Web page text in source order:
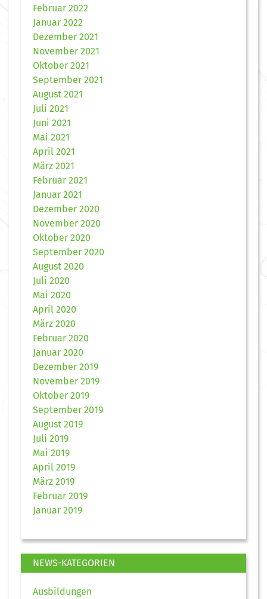
Februar 2022
Januar 2022
Dezember 2021
November 2021
Oktober 2021
September 2021
August 2021
Juli 2021
Juni 2021
Mai 2021
April 2021
März 2021
Februar 2021
Januar 2021
Dezember 2020
November 2020
Oktober 2020
September 2020
August 2020
Juli 2020
Mai 2020
April 2020
März 2020
Februar 2020
Januar 2020
Dezember 2019
November 2019
Oktober 2019
September 2019
August 2019
Juli 2019
Mai 2019
April 2019
März 2019
Februar 2019
Januar 2019
NEWS-KATEGORIEN
Ausbildungen